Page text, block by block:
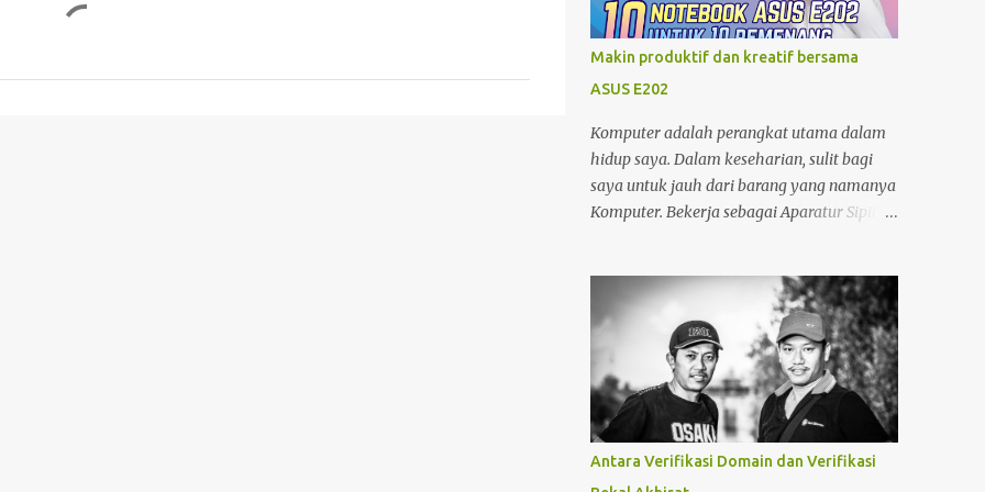
minjam charger di warung atau toko. nggak
tahu speknya asal maen colok-colokin.
Makin produktif dan kreatif bersama
ASUS E202
Komputer adalah perangkat utama dalam
hidup saya. Dalam keseharian, sulit bagi
saya untuk jauh dari barang yang namanya
Komputer. Bekerja sebagai Aparatur Sipil
menjadikan saya sangat bergantung
dengan Komputer. Tak hanya itu, sebagai
seorang yang memiliki hobby fotografi ,
komputer juga saya gunakan untuk
mengolah foto dan mempublishnya ke
social media yang saya miliki,
memindahkan foto dari kamera DSLR
Antara Verifikasi Domain dan Verifikasi